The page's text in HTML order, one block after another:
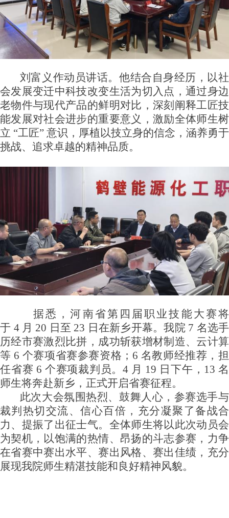
刘富义作动员讲话。他结合自身经历，以社
会发展变迁中科技改变生活为切入点，通过身边
老物件与现代产品的鲜明对比，深刻阐释工匠技
能发展对社会进步的重要意义，激励全体师生树
立 “工匠” 意识，厚植以技立身的信念，涵养勇于
挑战、追求卓越的精神品质。
据悉，河南省第四届职业技能大赛将
于 4 月 20 日 至 23 日在新乡开幕。我院 7 名选手
历经市赛激烈比拼，成功斩获增材制造、云计算
等 6 个赛项省赛参赛资格 ； 6 名教师经推荐，担
任省赛 6 个赛项裁判员。4 月 19 日下午 ， 13 名
师生将奔赴新乡，正式开启省赛征程。
此次大会氛围热烈、鼓舞人心，参赛选手与
裁判热切交流、信心百倍，充分凝聚了备战合
力、提振了出征士气。全体师生将以此次动员会
为契机，以饱满的热情、昂扬的斗志参赛，力争
在省赛中赛出水平、赛出风格、赛出佳绩，充分
展现我院师生精湛技能和良好精神风貌。